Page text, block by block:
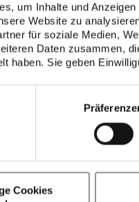
um Inhalte und
Website zu
für soziale Medien,
Daten zusammen,
haben. Sie geben
Cookies